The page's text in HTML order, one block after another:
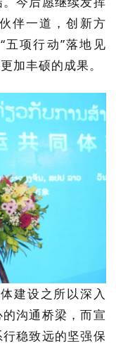
伴一道，创新方
项行动”落地见
加丰硕的成果。
建设之所以深入
沟通桥梁，而宣
稳致远的坚强保